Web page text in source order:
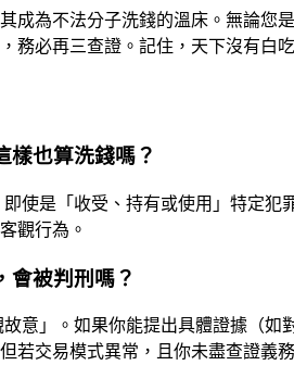
成為不法分子洗錢的溫床。無論您
務必再三查證。記住，天下沒有白
樣也算洗錢嗎？
使是「收受、持有或使用」特定
觀行為。
會被判刑嗎？
意」。如果你能提出具體證據（
若交易模式異常，且你未盡查證義